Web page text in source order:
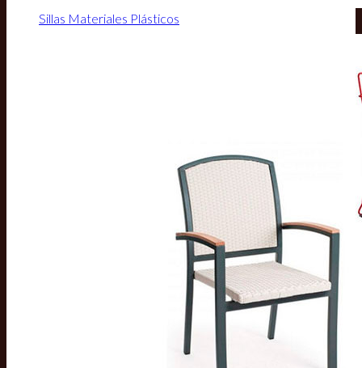
Sillas Materiales Plásticos